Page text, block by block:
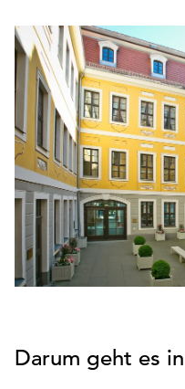
Betrieb
der
Seite
notwendig
sind
(funktionale
Cookies),
sowie
solche,
die
lediglich
zu
anonymen
werden.
Darum geht es